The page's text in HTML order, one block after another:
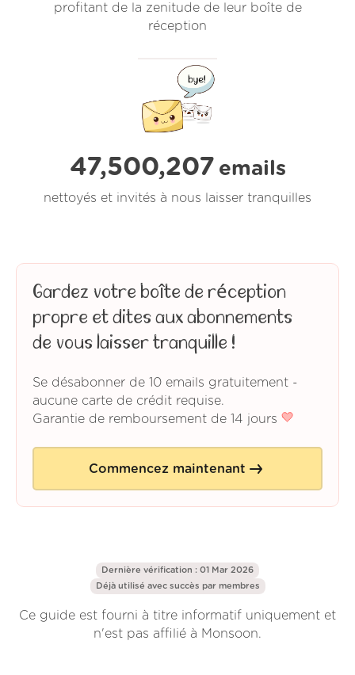
profitant de la zenitude de leur boîte de
réception
47,500,207 emails
nettoyés et invités à nous laisser tranquilles
Gardez votre boîte de réception
propre et dites aux abonnements
de vous laisser tranquille !
Se désabonner de 10 emails gratuitement -
aucune carte de crédit requise.
Garantie de remboursement de 14 jours
Commencez maintenant
Dernière vérification : 01 Mar 2026
Déjà utilisé avec succès par membres
Ce guide est fourni à titre informatif uniquement et
n'est pas affilié à Monsoon.